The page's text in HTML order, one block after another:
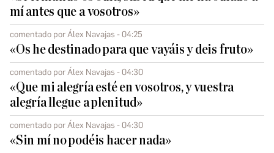
mí antes que a vosotros»
comentado por Álex Navajas - 04:25
«Os he destinado para que vayáis y deis fruto»
comentado por Álex Navajas - 04:30
«Que mi alegría esté en vosotros, y vuestra
alegría llegue a plenitud»
comentado por Álex Navajas - 04:30
«Sin mí no podéis hacer nada»